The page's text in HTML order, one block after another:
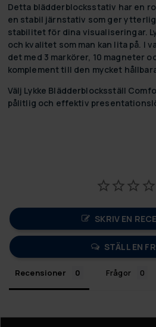
Detta blädderblocksstativ har en
en stabil järnstativ som ger
stabilitet för dina visualiseringar.
och kvalitet som man kan lita på. I
det med 3 markörer, 10 magneter
komplement till den mycket
Välj Lykke Blädderblocksställ
pålitlig och effektiv
SKRIV EN
STÄLL EN
Recensioner Frågor